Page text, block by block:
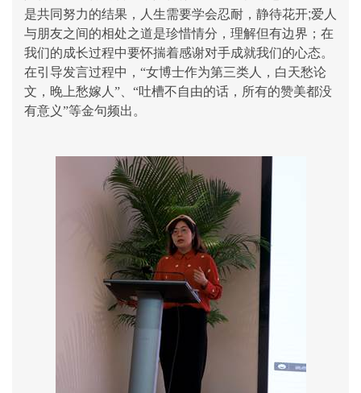
是共同努力的结果，人生需要学会忍耐，静待花开;爱人
与朋友之间的相处之道是珍惜情分，理解但有边界；在
我们的成长过程中要怀揣着感谢对手成就我们的心态。
在引导发言过程中，“女博士作为第三类人，白天愁论
文，晚上愁嫁人”、“吐槽不自由的话，所有的赞美都没
有意义”等金句频出。